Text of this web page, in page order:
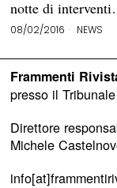
notte di
08/02/2016 NEWS
Frammenti
presso il
Direttore
Michele